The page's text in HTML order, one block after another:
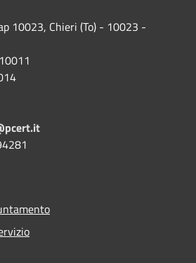
10023, Chieri (To) - 10023 -